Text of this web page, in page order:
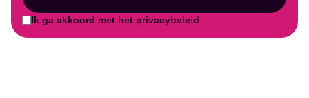
Ik ga akkoord met het privacybeleid
Alerts ontvangen